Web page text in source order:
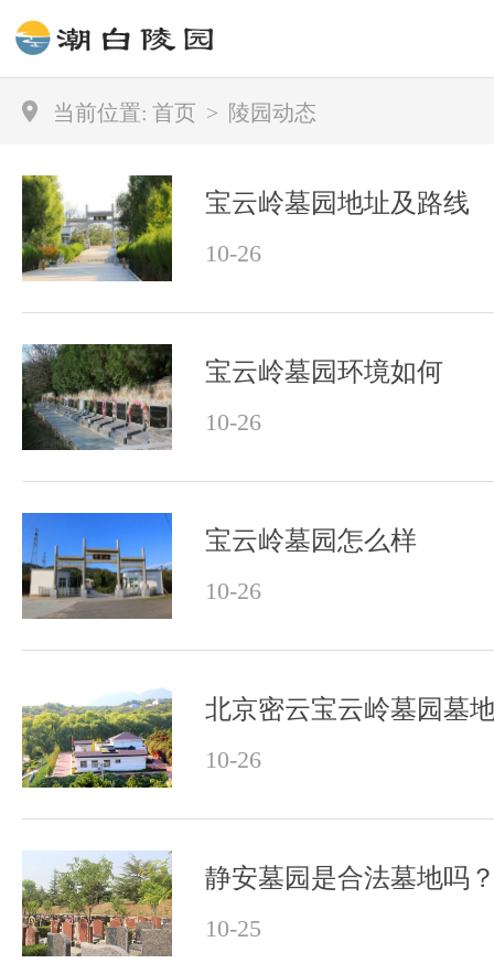
当前位置: 首页 > 陵园动态
宝云岭墓园地址及路线
10-26
宝云岭墓园环境如何
10-26
宝云岭墓园怎么样
10-26
北京密云宝云岭墓园墓
10-26
静安墓园是合法墓地吗
10-25